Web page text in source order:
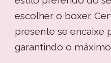
escolher o boxer.
presente se encaixe
garantindo o